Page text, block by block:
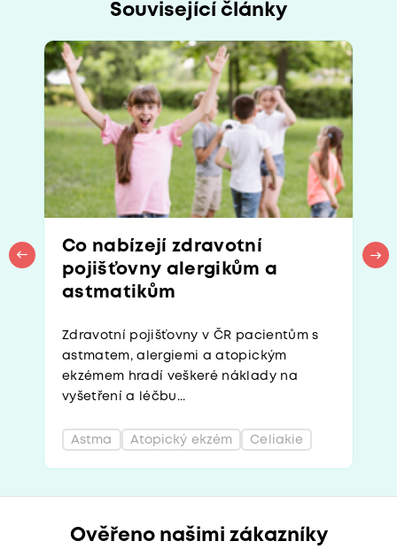
Související články
Co nabízejí zdravotní
pojišťovny alergikům a
astmatikům
Zdravotní pojišťovny v ČR pacientům s
astmatem, alergiemi a atopickým
ekzémem hradí veškeré náklady na
vyšetření a léčbu...
Astma Atopický ekzém Celiakie
Ověřeno našimi zákazníky